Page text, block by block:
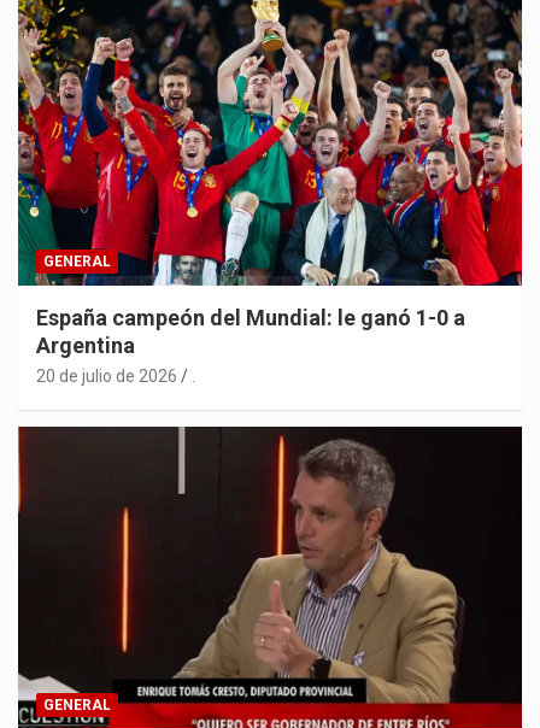
GENERAL
España campeón del Mundial: le ganó 1-0 a
Argentina
20 de julio de 2026
GENERAL